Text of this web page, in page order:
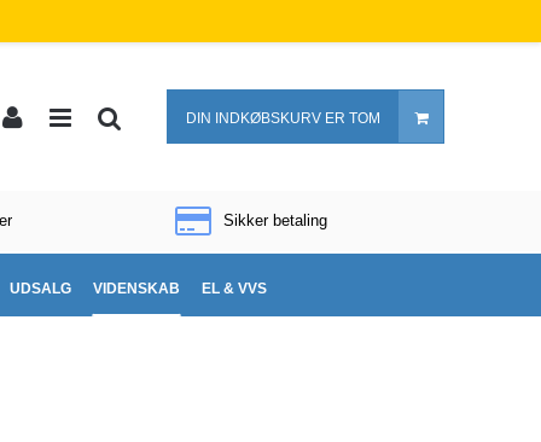
DIN INDKØBSKURV ER TOM
Sikker betaling
UDSALG VIDENSKAB EL & VVS